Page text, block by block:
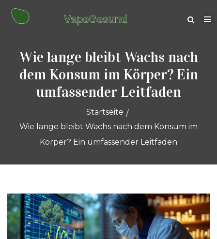
Wie lange bleibt Wachs nach
dem Konsum im Körper? Ein
umfassender Leitfaden
Startseite
Wie lange bleibt Wachs nach dem Konsum im
Körper? Ein umfassender Leitfaden